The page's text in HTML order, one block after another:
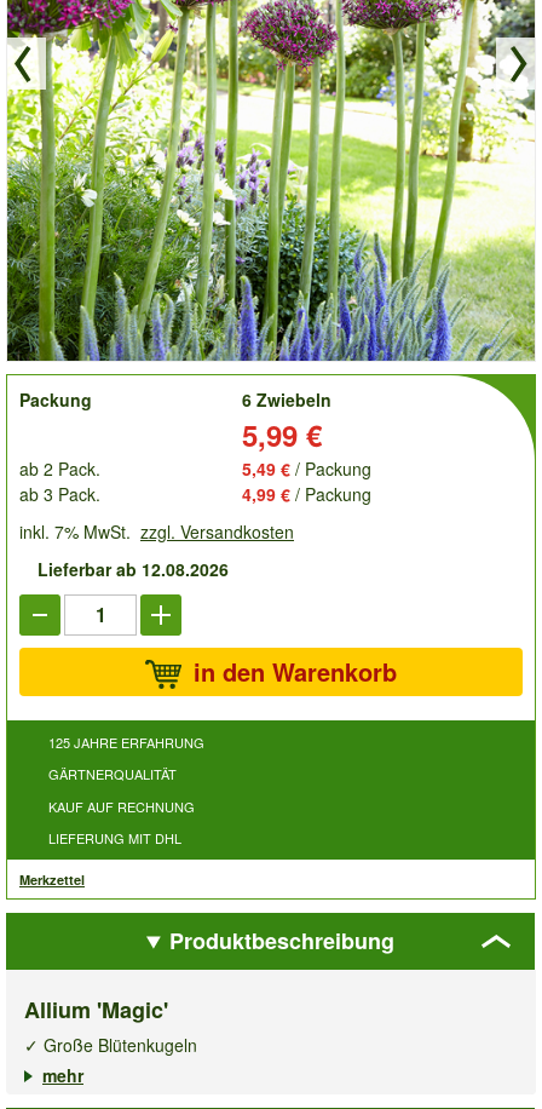
order
Packung
6 Zwiebeln
5,99 €
ab 2 Pack. 5,49 € / Packung
ab 3 Pack.
4,99 € / Packung
inkl. 7% MwSt. zzgl. Versandkosten
Lieferbar ab 12.08.2026
in den Warenkorb
125 JAHRE ERFAHRUNG
GÄRTNERQUALITÄT
KAUF AUF RECHNUNG
LIEFERUNG MIT DHL
Merkzettel
Produktbeschreibung
Allium 'Magic'
✓ Große Blütenkugeln
✓ Magische Blütenfarbe
mehr